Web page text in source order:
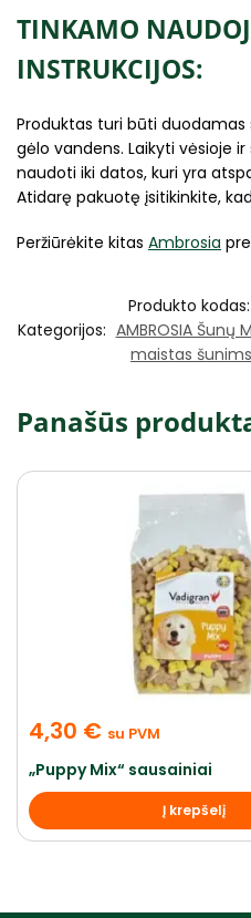
TINKAMO
INSTRUKCIJOS:
Produktas turi būti duodamas
gėlo vandens. Laikyti vėsioje
naudoti iki datos, kuri yra
Atidarę pakuotę įsitikinkite,
Peržiūrėkite kitas Ambrosia
Produkto kodas:
Kategorijos: AMBROSIA Šunų
maistas šunims
Panašūs
4,30 € su PVM
„Puppy Mix“ sausainiai
Į krepšelį